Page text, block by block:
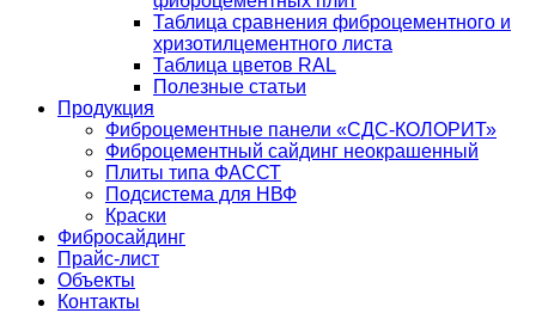
Таблица сравнения фиброцементного и
хризотилцементного листа
Таблица цветов RAL
Полезные статьи
Продукция
Фиброцементные панели «СДС-КОЛОРИТ»
Фиброцементный сайдинг неокрашенный
Плиты типа ФАССТ
Подсистема для НВФ
Краски
Фибросайдинг
Прайс-лист
Объекты
Контакты